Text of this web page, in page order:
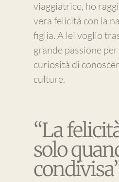
viaggiatrice, ho
vera felicità con la
figlia. A lei voglio
grande passione
curiosità di
culture.
“La
solo